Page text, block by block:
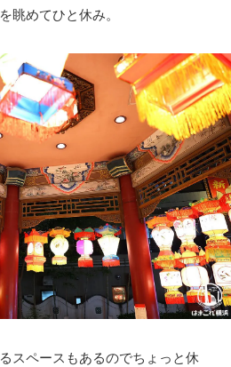
眺めてひと休み。
スペースもあるのでちょっと休